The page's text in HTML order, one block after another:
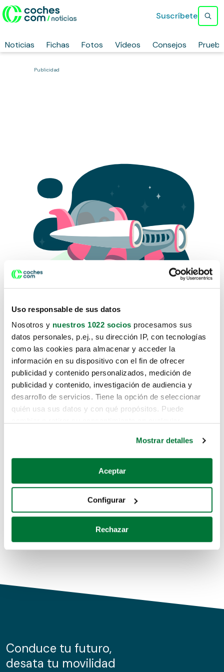
Uso responsable de sus datos
Nosotros y nuestros 1022 socios procesamos sus
datos personales, p.ej., su dirección IP, con tecnologías
como las cookies para almacenar y acceder la
información en su dispositivo con el fin de ofrecer
publicidad y contenido personalizados, medición de
publicidad y contenido, investigación de audiencia y
desarrollo de servicios. Tiene la opción de seleccionar
quién usa sus datos y con qué propósitos. Puede
Si lo permite, también quisiéramos:
Recopilar información sobre su ubicación geográfica
Identificar su dispositivo analizándolo activamente
para buscar características específicas (huellas
Obtenga más información sobre cómo se procesan sus
de cookies.
información sobre el uso que haga del sitio web con
nuestros partners de redes sociales, publicidad y análisis
Mostrar detalles
Aceptar
Configurar
Rechazar
Noticias Fichas Fotos Vídeos Consejos
Suscríbete
Publicidad
Lo sentimos, no sabemos como
te hemos traido hasta aquí.
Pero puedes encontrar el coche que estás
buscando en alguno de estos enlaces:
Coches de segunda mano
Coches de km0
Conduce tu futuro,
desata tu movilidad